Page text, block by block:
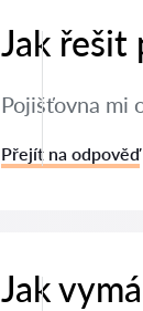
Jak řešit
Pojišťovna mi
Přejít na odpověď
Jak